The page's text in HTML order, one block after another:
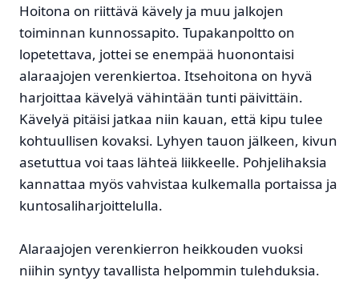
Hoitona on riittävä kävely ja muu jalkojen
toiminnan kunnossapito. Tupakanpoltto on
lopetettava, jottei se enempää huonontaisi
alaraajojen verenkiertoa. Itsehoitona on hyvä
harjoittaa kävelyä vähintään tunti päivittäin.
Kävelyä pitäisi jatkaa niin kauan, että kipu tulee
kohtuullisen kovaksi. Lyhyen tauon jälkeen, kivun
asetuttua voi taas lähteä liikkeelle. Pohjelihaksia
kannattaa myös vahvistaa kulkemalla portaissa ja
kuntosaliharjoittelulla.
Alaraajojen verenkierron heikkouden vuoksi
niihin syntyy tavallista helpommin tulehduksia.